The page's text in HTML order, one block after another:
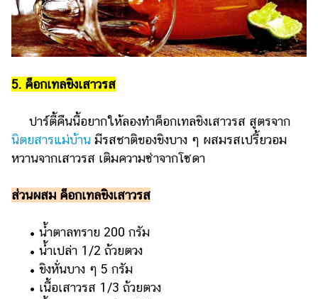
5. ค็อกเทลขิงเสาวรส
ปาร์ตี้คืนนี้อยากให้ลองทำค็อกเทลขิงเสาวรส สูตรจาก
นิตยสารแม่บ้าน มีรสชาติของขิงบาง ๆ ผสมรสเปรี้ยวอม
หวานจากเสาวรส เติมความซ่าจากโซดา
ส่วนผสม ค็อกเทลขิงเสาวรส
• น้ำตาลทราย 200 กรัม
• น้ำเปล่า 1/2 ถ้วยตวง
• ขิงหั่นบาง ๆ 5 กรัม
• เนื้อเสาวรส 1/3 ถ้วยตวง